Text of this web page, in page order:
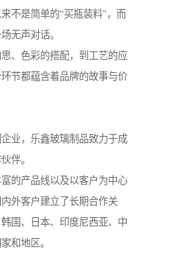
不是简单的“买瓶装料”，而
无声对话。
、色彩的搭配，到工艺的应
节都蕴含着品牌的故事与价
业，乐鑫玻璃制品致力于成
伴。
的产品线以及以客户为中心
外客户建立了长期合作关
国、日本、印度尼西亚、中
和地区。